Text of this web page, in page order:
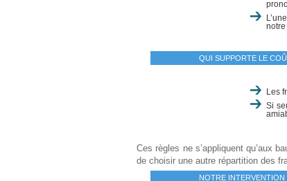
QUI SUPPORTE LE
Les
Si
Ces règles ne s’appliquent qu’aux
de choisir une autre répartition des
NOTRE INTERVENTION